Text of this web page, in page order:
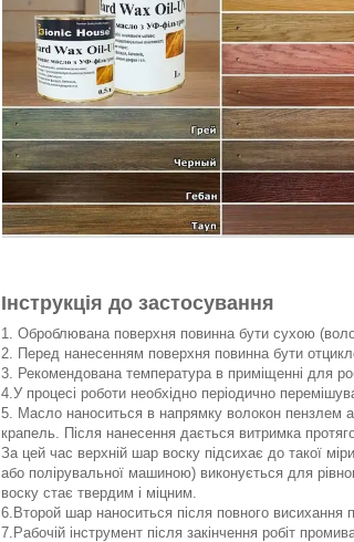
Інструкція до застосування
1. Оброблювана поверхня повинна бути сухою
2. Перед нанесенням поверхня повинна бути
3. Рекомендована температура в приміщенні для
4.У процесі роботи необхідно періодично
5. Масло наноситься в напрямку волокон пензлем
крапель. Після нанесення дається витримка
За цей час верхній шар воску підсихає до такої
або полірувальної машиною) виконується для
воску стає твердим і міцним.
6.Второй шар наноситься після повного висихання
7.Рабочій інструмент після закінчення робіт